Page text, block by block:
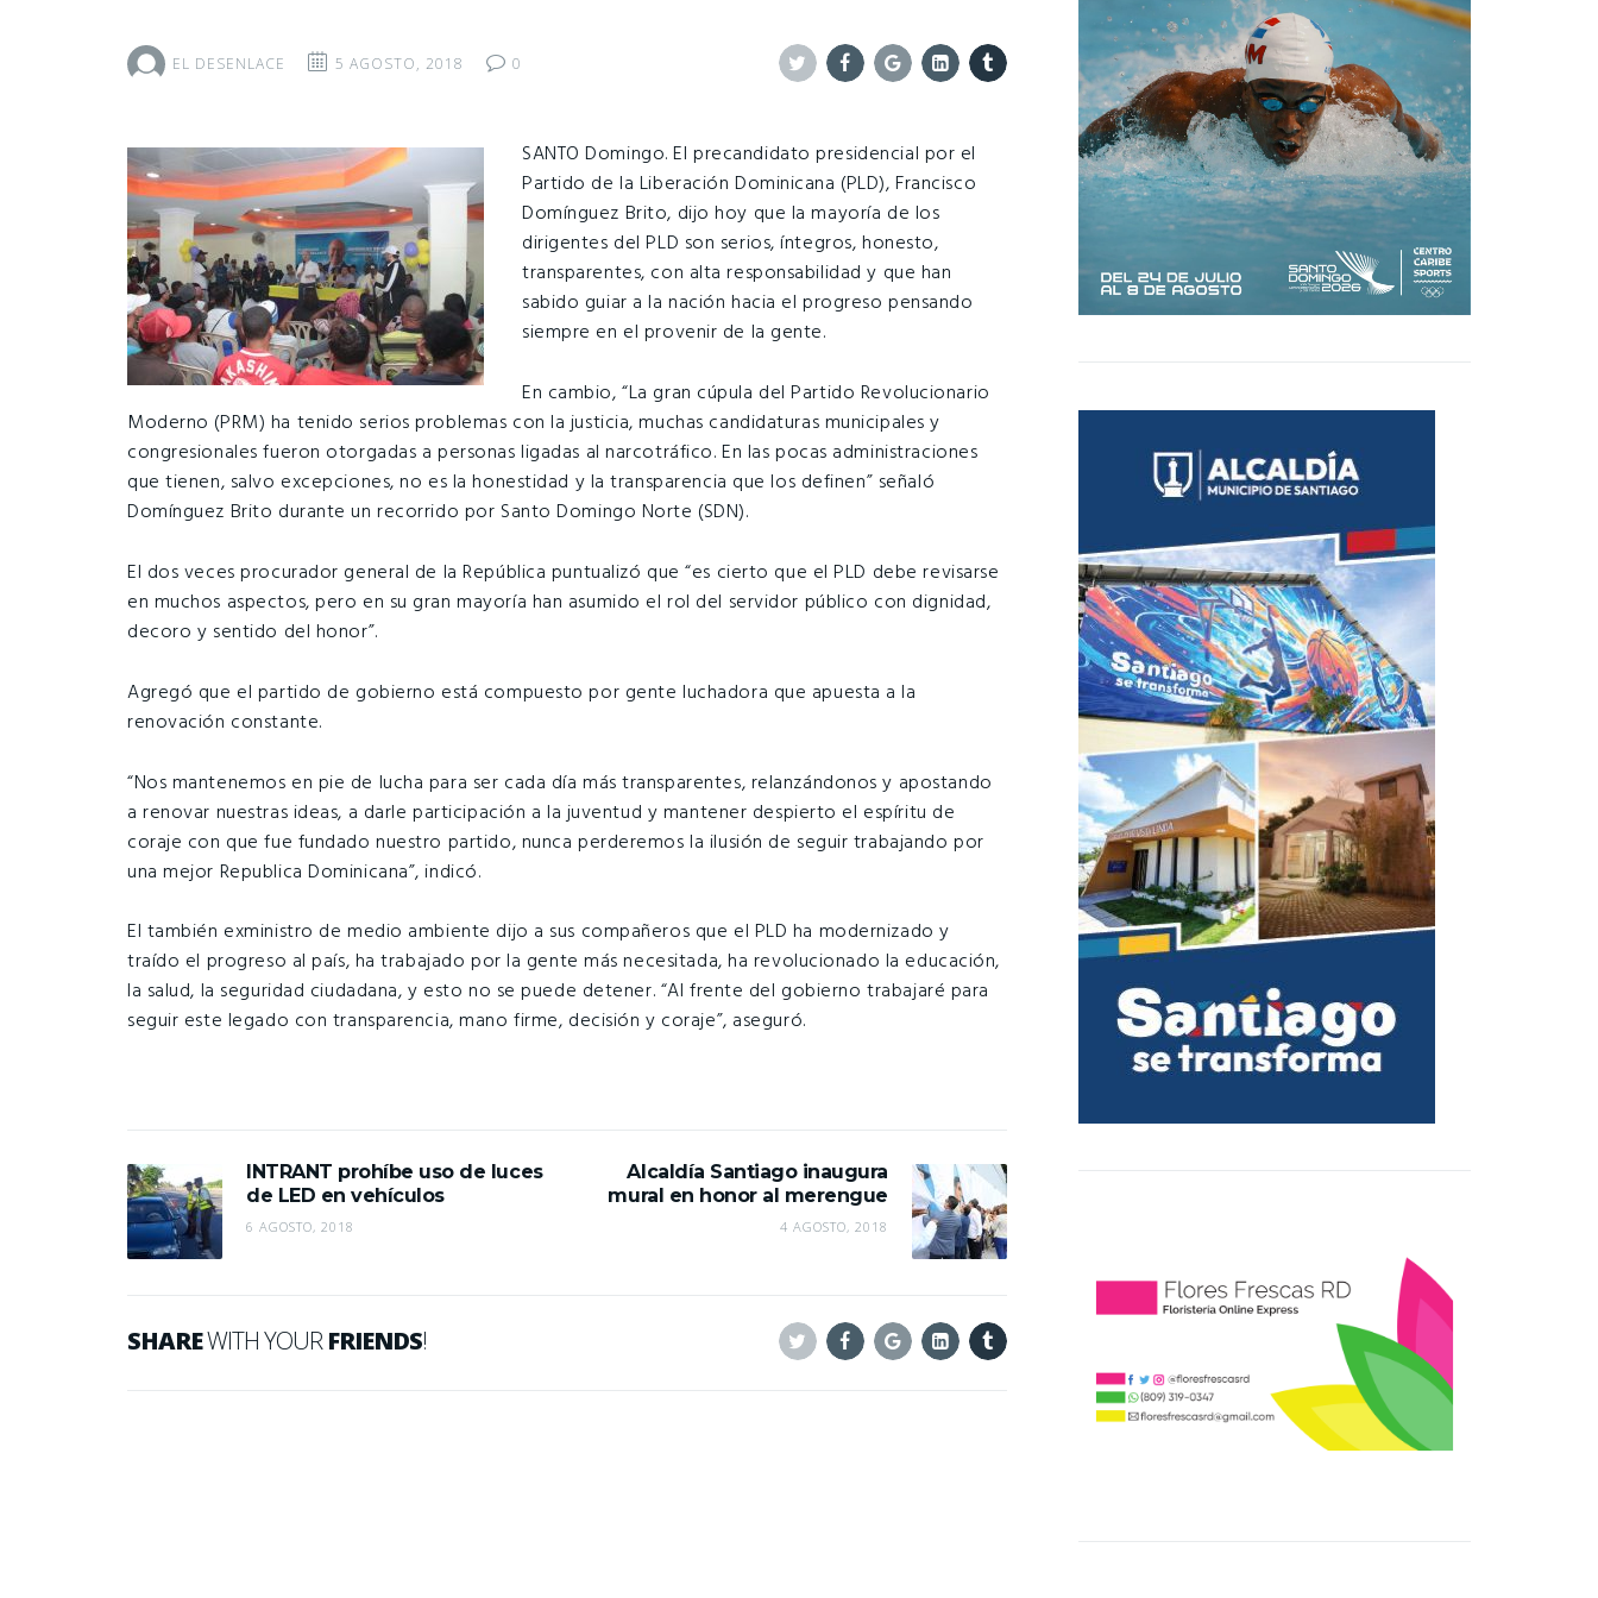
EL DESENLACE 5 AGOSTO, 2018
0
SANTO Domingo. El precandidato presidencial por el
Partido de la Liberación Dominicana (PLD), Francisco
Domínguez Brito, dijo hoy que la mayoría de los
dirigentes del PLD son serios, íntegros, honesto,
transparentes, con alta responsabilidad y que han
sabido guiar a la nación hacia el progreso pensando
siempre en el provenir de la gente.
En cambio, “La gran cúpula del Partido Revolucionario
Moderno (PRM) ha tenido serios problemas con la justicia, muchas candidaturas municipales y
congresionales fueron otorgadas a personas ligadas al narcotráfico. En las pocas administraciones
que tienen, salvo excepciones, no es la honestidad y la transparencia que los definen” señaló
Domínguez Brito durante un recorrido por Santo Domingo Norte (SDN).
El dos veces procurador general de la República puntualizó que “es cierto que el PLD debe revisarse
en muchos aspectos, pero en su gran mayoría han asumido el rol del servidor público con dignidad,
decoro y sentido del honor”.
Agregó que el partido de gobierno está compuesto por gente luchadora que apuesta a la
renovación constante.
“Nos mantenemos en pie de lucha para ser cada día más transparentes, relanzándonos y apostando
a renovar nuestras ideas, a darle participación a la juventud y mantener despierto el espíritu de
coraje con que fue fundado nuestro partido, nunca perderemos la ilusión de seguir trabajando por
una mejor Republica Dominicana”, indicó.
El también exministro de medio ambiente dijo a sus compañeros que el PLD ha modernizado y
traído el progreso al país, ha trabajado por la gente más necesitada, ha revolucionado la educación,
la salud, la seguridad ciudadana, y esto no se puede detener. “Al frente del gobierno trabajaré para
seguir este legado con transparencia, mano firme, decisión y coraje”, aseguró.
INTRANT prohíbe uso de luces
de LED en vehículos
6 AGOSTO, 2018
Alcaldía Santiago inaugura
mural en honor al merengue
4 AGOSTO, 2018
SHAREWITH YOURFRIENDS!